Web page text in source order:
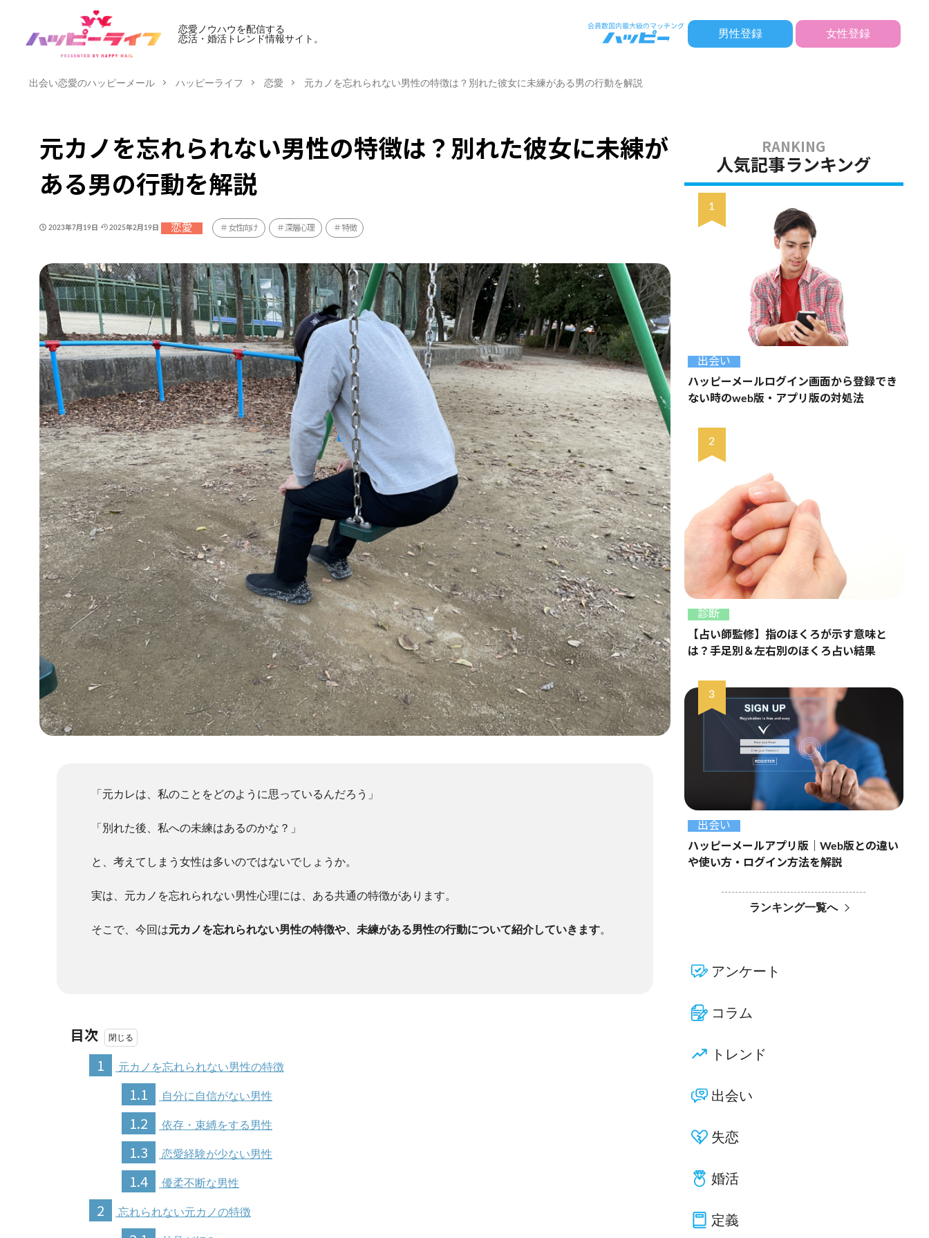
恋愛ノウハウを配信する
恋活・婚活トレンド情報サイト。
男性登録 女性登録
出会い恋愛のハッピーメール ハッピーライフ 恋愛 元カノを忘れられない男性の特徴は？別れた彼女に未練がある男の行動を解説
元カノを忘れられない男性の特徴は？別れた彼女に未練が
ある男の行動を解説
2023年7月19日 2025年2月19日 恋愛 女性向け 深層心理 特徴
「元カレは、私のことをどのように思っているんだろう」
「別れた後、私への未練はあるのかな？」
と、考えてしまう女性は多いのではないでしょうか。
実は、元カノを忘れられない男性心理には、ある共通の特徴があります。
そこで、今回は元カノを忘れられない男性の特徴や、未練がある男性の行動について紹介していきます。
目次
1
元カノを忘れられない男性の特徴
1.1 自分に自信がない男性
1.2 依存・束縛をする男性
1.3 恋愛経験が少ない男性
1.4 優柔不断な男性
2 忘れられない元カノの特徴
人気記事ランキング
出会い
ハッピーメールログイン画面から登録でき
ない時のweb版・アプリ版の対処法
診断
【占い師監修】指のほくろが示す意味と
は？手足別＆左右別のほくろ占い結果
出会い
ハッピーメールアプリ版｜Web版との違い
や使い方・ログイン方法を解説
ランキング一覧へ
アンケート
コラム
トレンド
出会い
失恋
婚活
定義